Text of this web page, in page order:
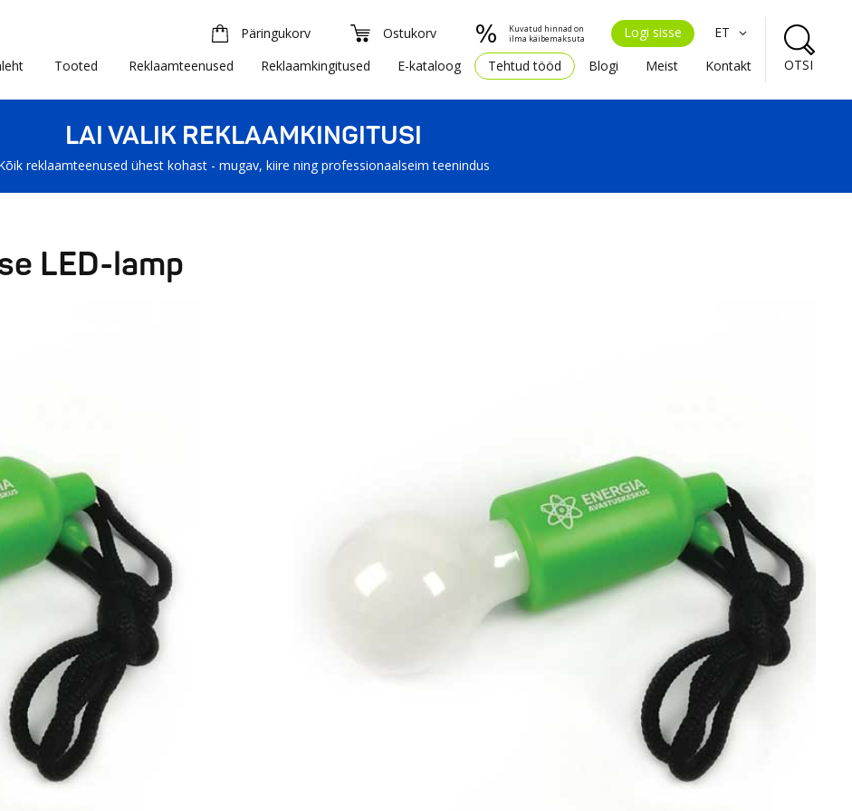
Päringukorv Ostukorv
Kuvatud hinnad on
ilma käibemaksuta
Logi sisse
ET
Tooted Reklaamteenused Reklaamkingitused E-kataloog Tehtud tööd Blogi Meist Kontakt OTSI
LAI VALIK REKLAAMKINGITUSI
reklaamteenused ühest kohast - mugav, kiire ning professionaalseim teenindus
LED-lamp